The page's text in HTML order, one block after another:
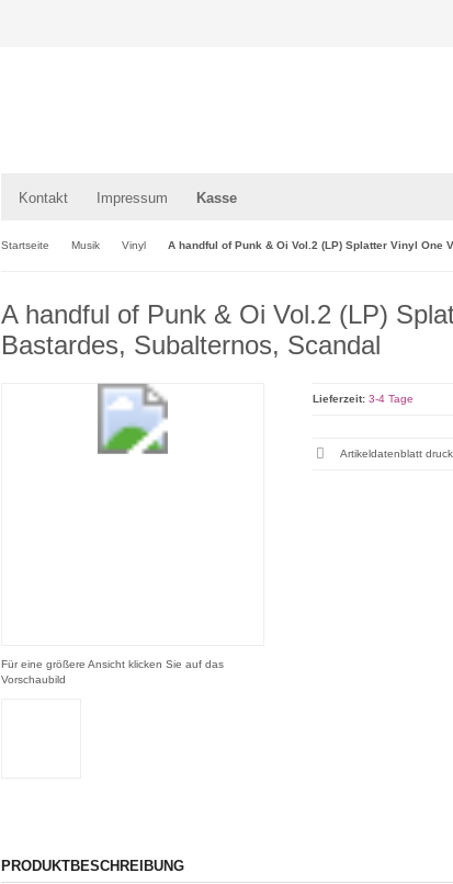
Kontakt Impressum Kasse
Startseite Musik Vinyl A handful of Punk & Oi Vol.2 (LP) Splatter Vinyl One
A handful of Punk & Oi Vol.2 (LP)
Bastardes, Subalternos, Scandal
Für eine größere Ansicht klicken Sie auf das
Vorschaubild
Lieferzeit: 3-4 Tage
Artikeldatenblatt
PRODUKTBESCHREIBUNG